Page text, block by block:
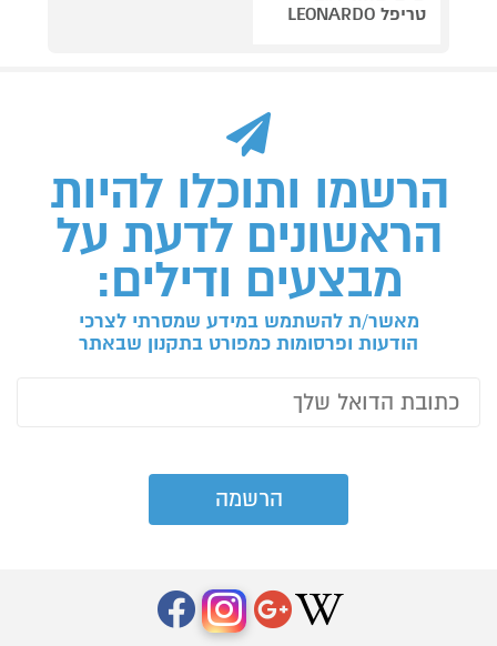
טריפל LEONARDO
הרשמו ותוכלו להיות
הראשונים לדעת על
מבצעים ודילים:
מאשר/ת להשתמש במידע שמסרתי לצרכי
הודעות ופרסומות כמפורט בתקנון שבאתר